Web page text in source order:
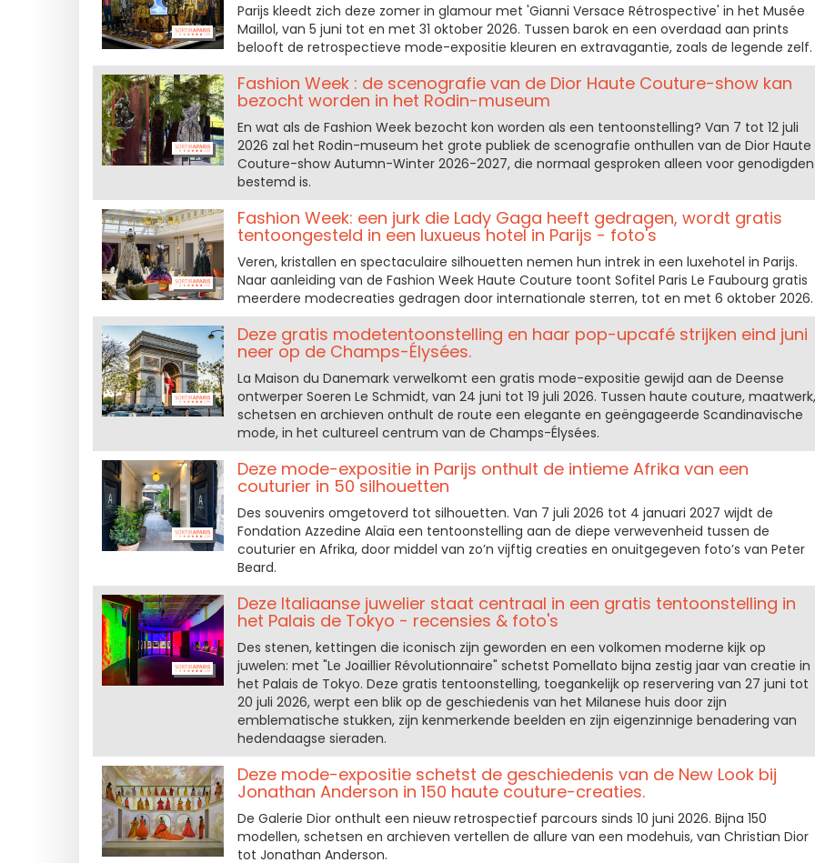
Parijs kleedt zich deze zomer in glamour met 'Gianni Versace Rétrospective' in het Musée
Maillol, van 5 juni tot en met 31 oktober 2026. Tussen barok en een overdaad aan prints
belooft de retrospectieve mode-expositie kleuren en extravagantie, zoals de legende zelf.
Fashion Week : de scenografie van de Dior Haute Couture-show kan
bezocht worden in het Rodin-museum
En wat als de Fashion Week bezocht kon worden als een tentoonstelling? Van 7 tot 12 juli
2026 zal het Rodin-museum het grote publiek de scenografie onthullen van de Dior Haute
Couture-show Autumn-Winter 2026-2027, die normaal gesproken alleen voor genodigden
bestemd is.
Fashion Week: een jurk die Lady Gaga heeft gedragen, wordt gratis
tentoongesteld in een luxueus hotel in Parijs - foto's
Veren, kristallen en spectaculaire silhouetten nemen hun intrek in een luxehotel in Parijs.
Naar aanleiding van de Fashion Week Haute Couture toont Sofitel Paris Le Faubourg gratis
meerdere modecreaties gedragen door internationale sterren, tot en met 6 oktober 2026.
Deze gratis modetentoonstelling en haar pop-upcafé strijken eind juni
neer op de Champs-Élysées.
La Maison du Danemark verwelkomt een gratis mode-expositie gewijd aan de Deense
ontwerper Soeren Le Schmidt, van 24 juni tot 19 juli 2026. Tussen haute couture, maatwerk,
schetsen en archieven onthult de route een elegante en geëngageerde Scandinavische
mode, in het cultureel centrum van de Champs-Élysées.
Deze mode-expositie in Parijs onthult de intieme Afrika van een
couturier in 50 silhouetten
Des souvenirs omgetoverd tot silhouetten. Van 7 juli 2026 tot 4 januari 2027 wijdt de
Fondation Azzedine Alaïa een tentoonstelling aan de diepe verwevenheid tussen de
couturier en Afrika, door middel van zo’n vijftig creaties en onuitgegeven foto’s van Peter
Beard.
Deze Italiaanse juwelier staat centraal in een gratis tentoonstelling in
het Palais de Tokyo - recensies & foto's
Des stenen, kettingen die iconisch zijn geworden en een volkomen moderne kijk op
juwelen: met "Le Joaillier Révolutionnaire" schetst Pomellato bijna zestig jaar van creatie in
het Palais de Tokyo. Deze gratis tentoonstelling, toegankelijk op reservering van 27 juni tot
20 juli 2026, werpt een blik op de geschiedenis van het Milanese huis door zijn
emblematische stukken, zijn kenmerkende beelden en zijn eigenzinnige benadering van
hedendaagse sieraden.
Deze mode-expositie schetst de geschiedenis van de New Look bij
Jonathan Anderson in 150 haute couture-creaties.
De Galerie Dior onthult een nieuw retrospectief parcours sinds 10 juni 2026. Bijna 150
modellen, schetsen en archieven vertellen de allure van een modehuis, van Christian Dior
tot Jonathan Anderson.